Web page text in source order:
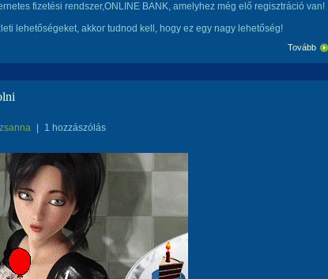
fizetési rendszer,ONLINE BANK, amelyhez még elő regisztráció van!
lehetőségeket, akkor tudnod kell, hogy ez egy nagy lehetőség!
Tovább
1 hozzászólás